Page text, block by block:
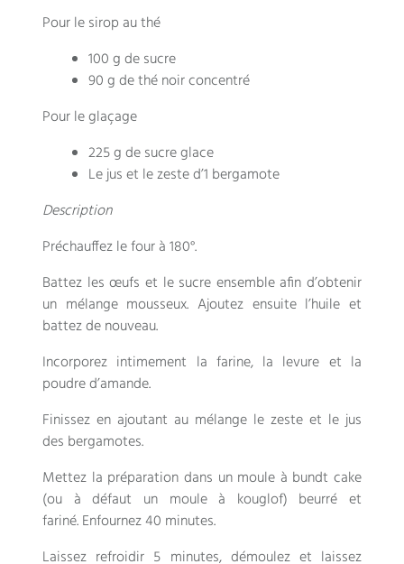
Pour le sirop au thé
100 g de sucre
90 g de thé noir concentré
Pour le glaçage
225 g de sucre glace
Le jus et le zeste d’1 bergamote
Description
Préchauffez le four à 180°.
Battez les œufs et le sucre ensemble afin d’obtenir
un mélange mousseux. Ajoutez ensuite l’huile et
battez de nouveau.
Incorporez intimement la farine, la levure et la
poudre d’amande.
Finissez en ajoutant au mélange le zeste et le jus
des bergamotes.
Mettez la préparation dans un moule à bundt cake
(ou à défaut un moule à kouglof) beurré et
fariné. Enfournez 40 minutes.
Laissez refroidir 5 minutes, démoulez et laissez